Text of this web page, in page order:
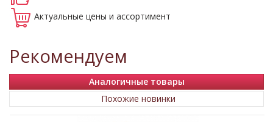
Актуальные цены и ассортимент
Рекомендуем
Аналогичные товары
Похожие новинки